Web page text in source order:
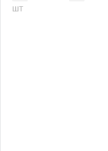
шт